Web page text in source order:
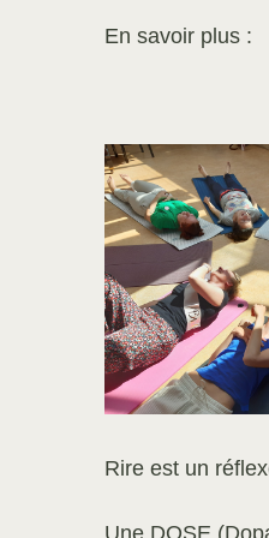
En savoir
Rire est un
Une DOSE